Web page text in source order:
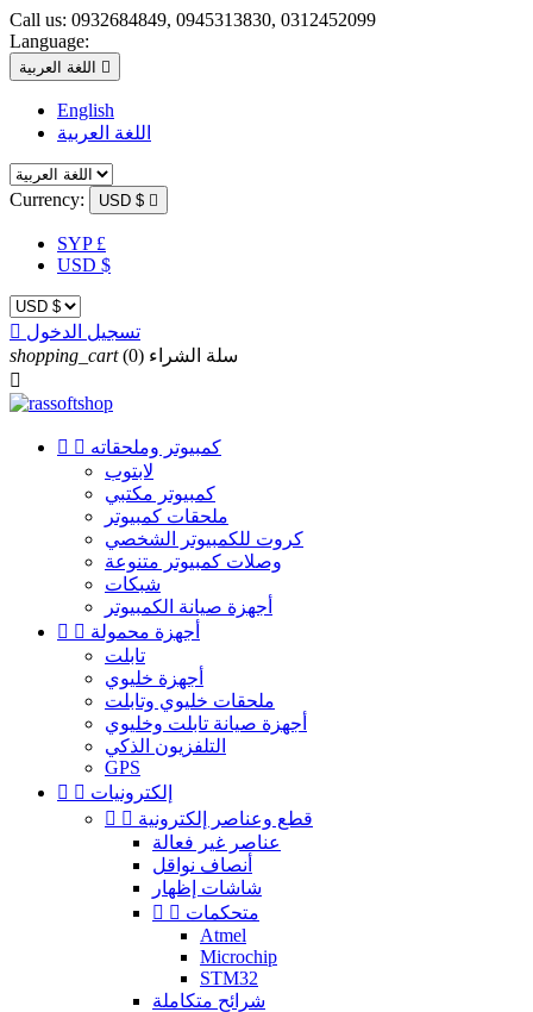
Call us: 0932684849, 0945313830, 0312452099
Language:
اللغة العربية 
English
اللغة العربية
Currency: USD $ 
SYP £
USD $
 تسجيل الدخول
shopping_cart
سلة الشراء (0)

  كمبيوتر وملحقاته
لابتوب
كمبيوتر مكتبي
ملحقات كمبيوتر
كروت للكمبيوتر الشخصي
وصلات كمبيوتر متنوعة
شبكات
أجهزة صيانة الكمبيوتر
  أجهزة محمولة
تابلت
أجهزة خليوي
ملحقات خليوي وتابلت
أجهزة صيانة تابلت وخليوي
التلفزيون الذكي
GPS
  إلكترونيات
  قطع وعناصر إلكترونية
عناصر غير فعالة
أنصاف نواقل
شاشات إظهار
  متحكمات
Atmel
Microchip
STM32
شرائح متكاملة